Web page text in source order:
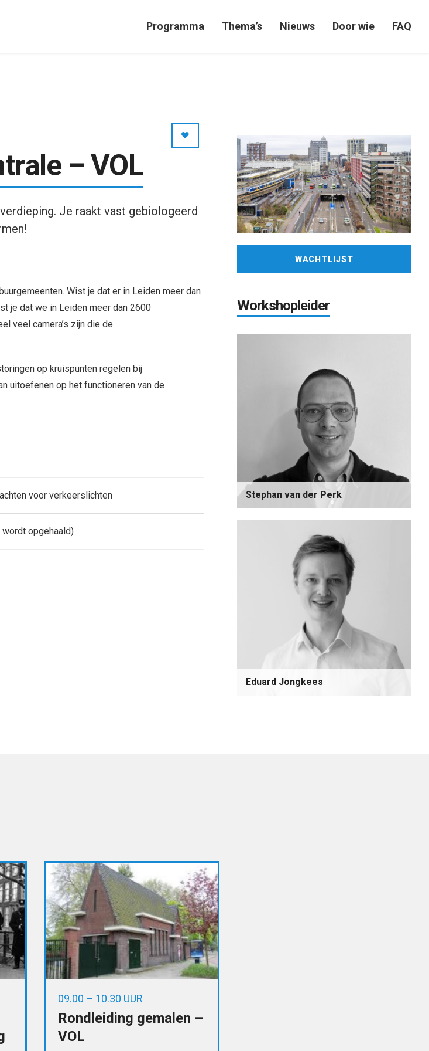
Programma Thema’s Nieuws Door wie FAQ
– VOL
Je raakt vast gebiologeerd
Wist je dat er in Leiden meer dan
je dat we in Leiden meer dan 2600
veel camera’s zijn die de
op kruispunten regelen bij
uitoefenen op het functioneren van de
voor verkeerslichten
opgehaald)
WACHTLIJST
Workshopleider
Stephan van der Perk
Eduard Jongkees
09.00 – 10.30 UUR
Rondleiding gemalen –
VOL